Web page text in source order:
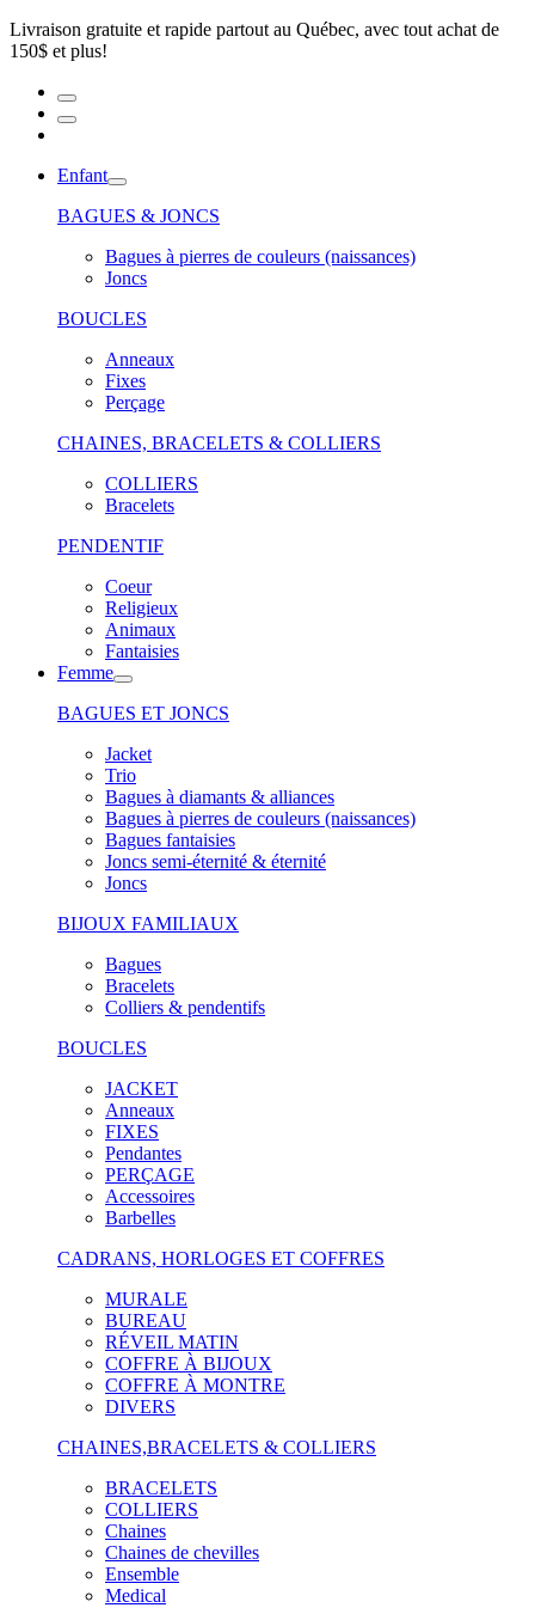
Livraison gratuite et rapide partout au Québec, avec tout achat de
150$ et plus!
Enfant
BAGUES & JONCS
Bagues à pierres de couleurs (naissances)
Joncs
BOUCLES
Anneaux
Fixes
Perçage
CHAINES, BRACELETS & COLLIERS
COLLIERS
Bracelets
PENDENTIF
Coeur
Religieux
Animaux
Fantaisies
Femme
BAGUES ET JONCS
Jacket
Trio
Bagues à diamants & alliances
Bagues à pierres de couleurs (naissances)
Bagues fantaisies
Joncs semi-éternité & éternité
Joncs
BIJOUX FAMILIAUX
Bagues
Bracelets
Colliers & pendentifs
BOUCLES
JACKET
Anneaux
FIXES
Pendantes
PERÇAGE
Accessoires
Barbelles
CADRANS, HORLOGES ET COFFRES
MURALE
BUREAU
RÉVEIL MATIN
COFFRE À BIJOUX
COFFRE À MONTRE
DIVERS
CHAINES,BRACELETS & COLLIERS
BRACELETS
COLLIERS
Chaines
Chaines de chevilles
Ensemble
Medical